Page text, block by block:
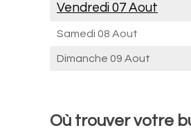
Vendredi 07 Aout
Samedi 08 Aout
Dimanche 09 Aout
Où trouver votre